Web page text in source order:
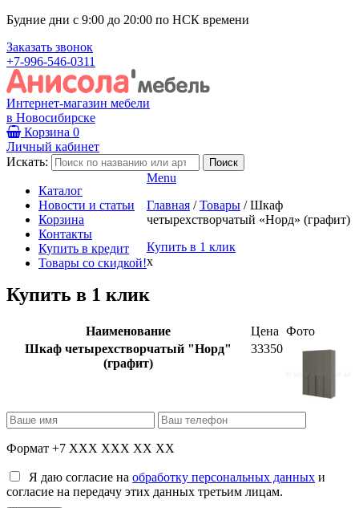
Будние дни с 9:00 до 20:00 по НСК времени
Заказать звонок
+7-996-546-0311
Интернет-магазин мебели
в Новосибирске
Корзина 0
Личный кабинет
Искать:
Каталог
Новости и статьи
Корзина
Контакты
Купить в кредит
Товары со скидкой!
Menu
Главная / Товары / Шкаф
четырехстворчатый «Норд» (графит)
Купить в 1 клик
x
Купить в 1 клик
Наименование Цена Фото
Шкаф четырехстворчатый "Норд"
(графит)
33350
Формат +7 XXX XXX XX XX
Я даю согласие на обработку персональных данных и
согласие на передачу этих данных третьим лицам.